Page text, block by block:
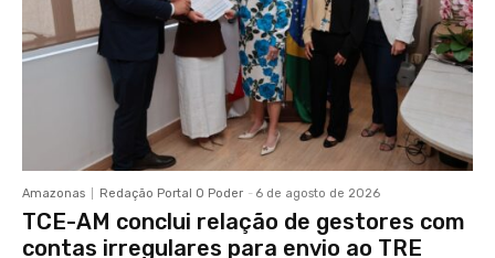
Amazonas Redação Portal O Poder - 6 de agosto de 2026
TCE-AM conclui relação de gestores com
contas irregulares para envio ao TRE